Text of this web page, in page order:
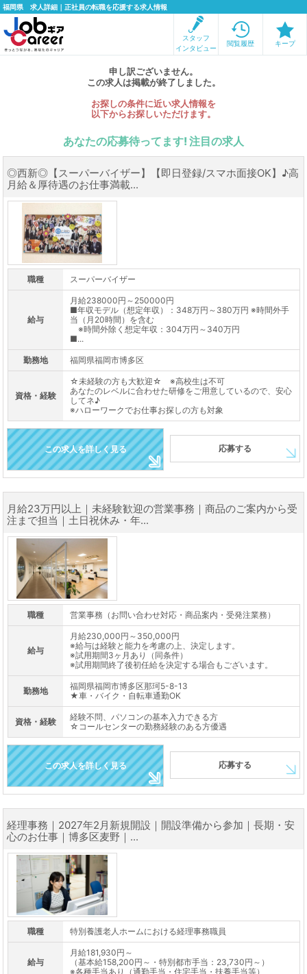
福岡県 求人詳細｜正社員の転職を応援する求人情報
スタッフ
インタビュー
閲覧履歴 キープ
申し訳ございません。
この求人は掲載が終了しました。
お探しの条件に近い求人情報を
以下からお探しいただけます。
あなたの応募待ってます! 注目の求人
◎西新◎【スーパーバイザー】【即日登録/スマホ面接OK】♪高
月給＆厚待遇のお仕事満載...
職種 スーパーバイザー
給与
月給238000円～250000円
■年収モデル（想定年収）：348万円～380万円 ※時間外手
当（月20時間）を含む
※時間外除く想定年収：304万円～340万円
■...
勤務地 福岡県福岡市博多区
資格・経験
☆未経験の方も大歓迎☆ ※高校生は不可
あなたのレベルに合わせた研修をご用意しているので、安心
してネ♪
※ハローワークでお仕事お探しの方も対象
この求人を詳しく見る 応募する
月給23万円以上｜未経験歓迎の営業事務｜商品のご案内から受
注まで担当｜土日祝休み・年...
職種 営業事務（お問い合わせ対応・商品案内・受発注業務）
給与
月給230,000円～350,000円
※給与は経験と能力を考慮の上、決定します。
※試用期間3ヶ月あり（同条件）
※試用期間終了後初任給を決定する場合もございます。
勤務地
福岡県福岡市博多区那珂5-8-13
★車・バイク・自転車通勤OK
資格・経験
経験不問、パソコンの基本入力できる方
☆コールセンターの勤務経験のある方優遇
この求人を詳しく見る 応募する
経理事務｜2027年2月新規開設｜開設準備から参加｜長期・安
心のお仕事｜博多区麦野｜...
職種 特別養護老人ホームにおける経理事務職員
給与
月給181,930円～
（基本給158,200円～・特別都市手当：23,730円～）
※各種手当あり（通勤手当・住宅手当・扶養手当等）